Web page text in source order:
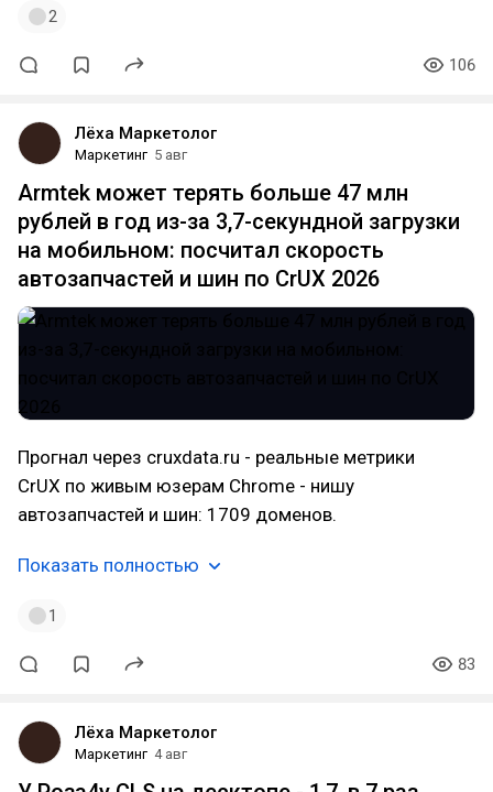
2
106
Лёха Маркетолог
Маркетинг 5 авг
Armtek может терять больше 47 млн
рублей в год из-за 3,7-секундной загрузки
на мобильном: посчитал скорость
автозапчастей и шин по CrUX 2026
Прогнал через cruxdata.ru - реальные метрики
CrUX по живым юзерам Chrome - нишу
автозапчастей и шин: 1709 доменов.
Показать полностью
1
83
Лёха Маркетолог
Маркетинг 4 авг